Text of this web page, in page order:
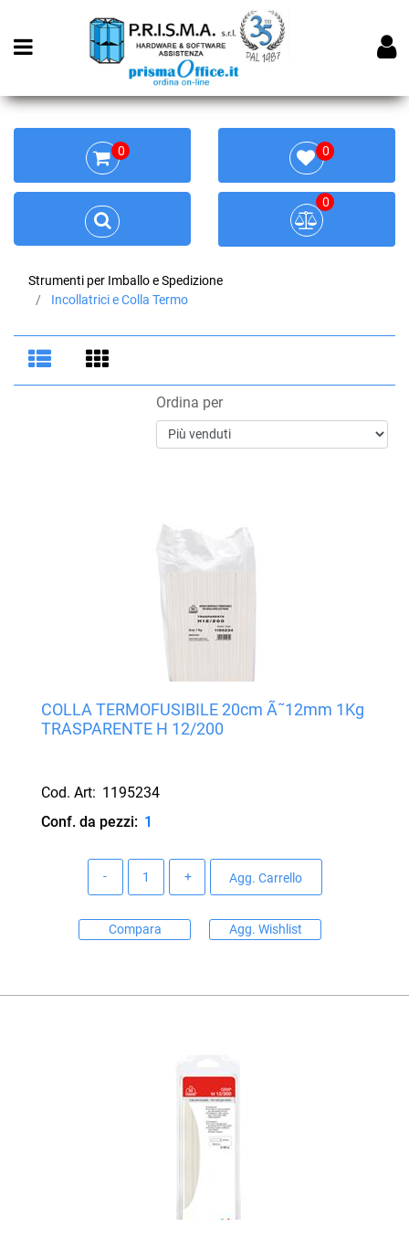
Open menu
0 0
0
Strumenti per Imballo e Spedizione
Incollatrici e Colla Termo
Ordina per
COLLA TERMOFUSIBILE 20cm Ã˜12mm 1Kg
TRASPARENTE H 12/200
Cod. Art: 1195234
Conf. da pezzi: 1
Agg. Carrello
Compara Agg. Wishlist